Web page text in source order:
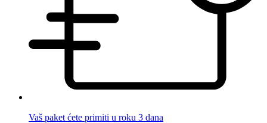
Vaš paket ćete primiti u roku 3 dana